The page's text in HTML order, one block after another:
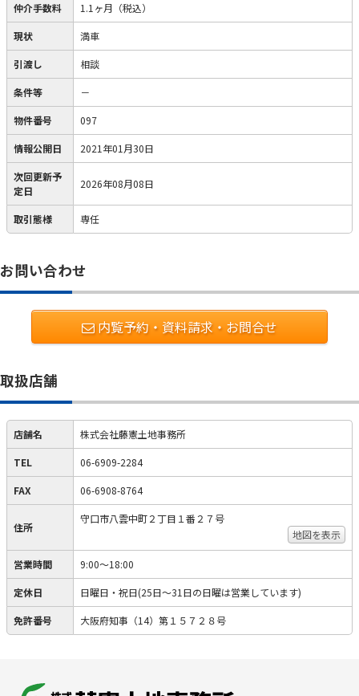
仲介手数料 1.1ヶ月（税込）
現状 満車
引渡し 相談
条件等 －
物件番号 097
情報公開日 2021年01月30日
次回更新予
定日
2026年08月08日
取引態様 専任
お問い合わせ
内覧予約・資料請求・お問合せ
取扱店舗
店舗名 株式会社藤憲土地事務所
TEL 06-6909-2284
FAX 06-6908-8764
住所
守口市八雲中町２丁目１番２７号
地図を表示
営業時間 9:00～18:00
定休日 日曜日・祝日(25日～31日の日曜は営業しています)
免許番号 大阪府知事（14）第１５７２８号